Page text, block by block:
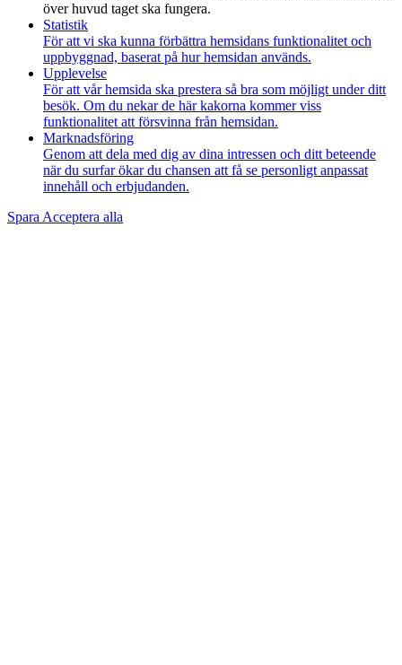
över huvud taget ska fungera.
Statistik
För att vi ska kunna förbättra hemsidans funktionalitet och
uppbyggnad, baserat på hur hemsidan används.
Upplevelse
För att vår hemsida ska prestera så bra som möjligt under ditt
besök. Om du nekar de här kakorna kommer viss
funktionalitet att försvinna från hemsidan.
Marknadsföring
Genom att dela med dig av dina intressen och ditt beteende
när du surfar ökar du chansen att få se personligt anpassat
innehåll och erbjudanden.
Spara Acceptera alla